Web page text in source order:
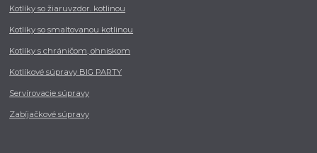
Kotlíky so žiaruvzdor. kotlinou
Kotlíky so smaltovanou kotlinou
Kotlíky s chráničom, ohniskom
Kotlíkové súpravy BIG PARTY
Servírovacie súpravy
Zabíjačkové súpravy